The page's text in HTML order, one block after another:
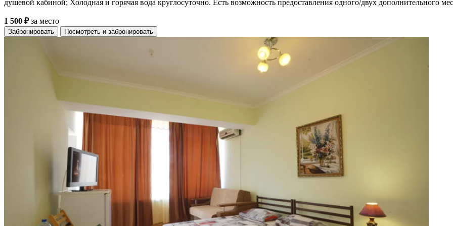
душевой кабиной; Холодная и горячая вода круглосуточно. Есть возможность предоставления одного/двух дополнительного
1 500 ₽за место
Забронировать Посмотреть и забронировать